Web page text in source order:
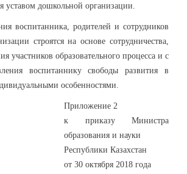
уставом дошкольной организации.
родителей и сотрудников
строятся на основе сотрудничества,
участников образовательного процесса и с
воспитаннику свободы развития в
особенностями.
Приложение 2
к приказу Министра
образования и науки
Республики Казахстан
от 30 октября 2018 года